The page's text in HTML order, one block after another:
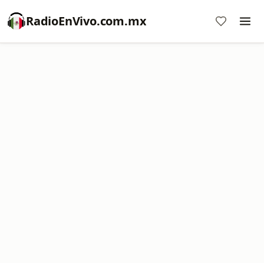
RadioEnVivo.com.mx